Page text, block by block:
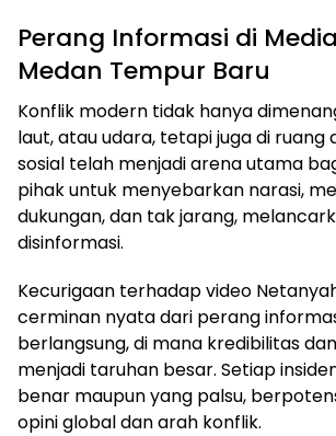
Perang Informasi di
Medan Tempur Baru
Konflik modern tidak hanya
laut, atau udara, tetapi juga di ruang
sosial telah menjadi arena utama
pihak untuk menyebarkan narasi,
dukungan, dan tak jarang,
disinformasi.
Kecurigaan terhadap video
cerminan nyata dari perang
berlangsung, di mana kredibilitas
menjadi taruhan besar. Setiap
benar maupun yang palsu,
opini global dan arah konflik.